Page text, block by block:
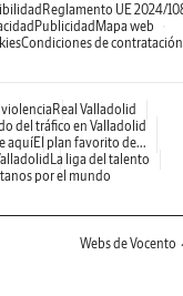
Reglamento UE 2024/
Publicidad Mapa web
Condiciones de contratación
Real Valladolid
del tráfico en Valladolid
aquíEl plan favorito de...
La liga del talento
por el mundo
Webs de Vocento